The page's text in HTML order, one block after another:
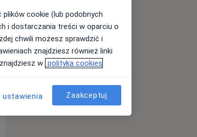
cookie (lub podobnych
i dostarczania treści w oparciu o
chwili możesz sprawdzić i
znajdziesz również linki
w polityka cookies
ustawienia Zaakceptuj